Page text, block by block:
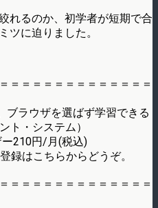
れるのか、初学者が短期で合
ツに迫りました。
＝＝＝＝＝＝＝＝＝＝＝＝＝
ブラウザを選ばず学習できる
ト・システム）
ー210円/月(税込)
録はこちらからどうぞ。
＝＝＝＝＝＝＝＝＝＝＝＝＝